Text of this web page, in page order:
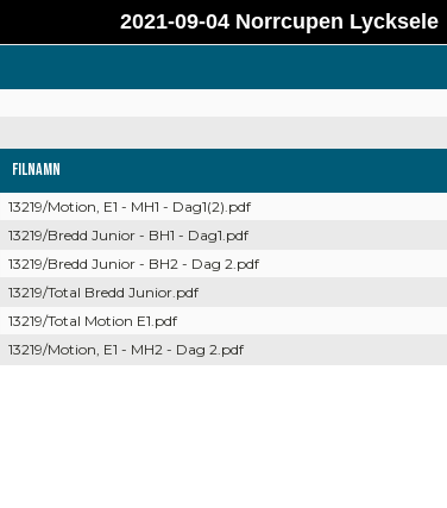
2021-09-04 Norrcupen Lycksele
Filnamn
13219/Motion, E1 - MH1 - Dag1(2).pdf
13219/Bredd Junior - BH1 - Dag1.pdf
13219/Bredd Junior - BH2 - Dag 2.pdf
13219/Total Bredd Junior.pdf
13219/Total Motion E1.pdf
13219/Motion, E1 - MH2 - Dag 2.pdf